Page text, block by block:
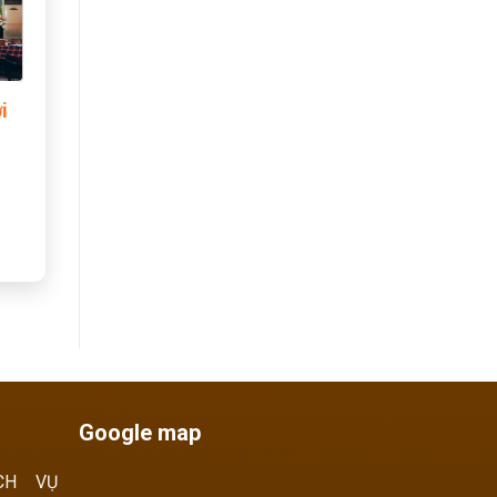
VỤ
Google map